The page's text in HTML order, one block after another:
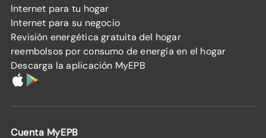
Internet para tu hogar
Internet para su negocio
Revisión energética gratuita del hogar
reembolsos por consumo de energía en el hogar
Descarga la aplicación MyEPB
Cuenta MyEPB